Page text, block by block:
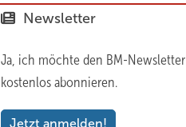
Newsletter
Ja, ich möchte den BM-Newsletter
kostenlos abonnieren.
Jetzt anmelden!